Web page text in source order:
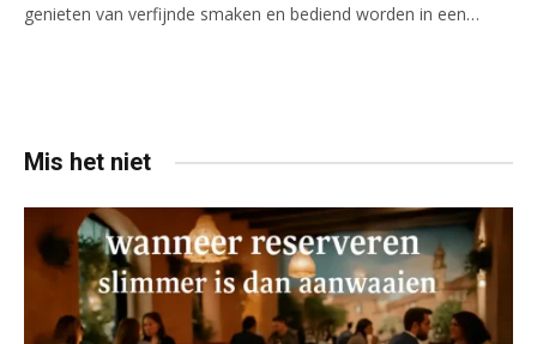
genieten van verfijnde smaken en bediend worden in een…
Mis het niet